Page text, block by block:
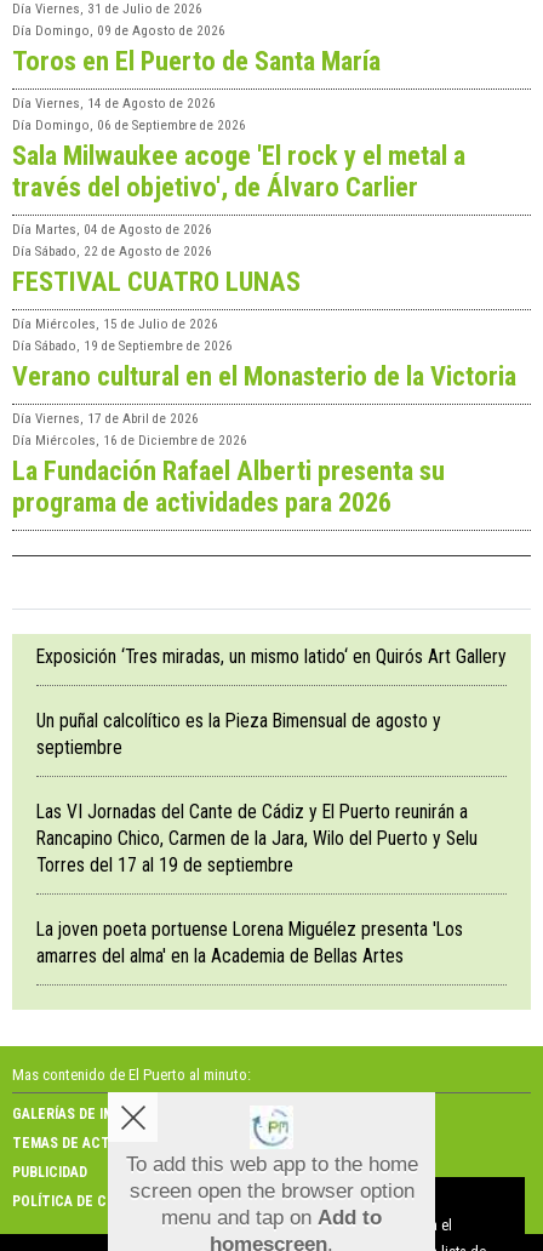
Día Viernes, 31 de Julio de 2026
Día Domingo, 09 de Agosto de 2026
Toros en El Puerto de Santa María
Día Viernes, 14 de Agosto de 2026
Día Domingo, 06 de Septiembre de 2026
Sala Milwaukee acoge 'El rock y el metal a
través del objetivo', de Álvaro Carlier
Día Martes, 04 de Agosto de 2026
Día Sábado, 22 de Agosto de 2026
FESTIVAL CUATRO LUNAS
Día Miércoles, 15 de Julio de 2026
Día Sábado, 19 de Septiembre de 2026
Verano cultural en el Monasterio de la Victoria
Día Viernes, 17 de Abril de 2026
Día Miércoles, 16 de Diciembre de 2026
La Fundación Rafael Alberti presenta su
programa de actividades para 2026
Exposición ‘Tres miradas, un mismo latido‘ en Quirós Art Gallery
Un puñal calcolítico es la Pieza Bimensual de agosto y
septiembre
Las VI Jornadas del Cante de Cádiz y El Puerto reunirán a
Rancapino Chico, Carmen de la Jara, Wilo del Puerto y Selu
Torres del 17 al 19 de septiembre
La joven poeta portuense Lorena Miguélez presenta 'Los
amarres del alma' en la Academia de Bellas Artes
Mas contenido de El Puerto al minuto:
GALERÍAS DE IMÁGENES
GALERÍAS DE VÍDEOS
TEMAS DE ACTUALIDAD
NOSOTROS
PUBLICIDAD
CONTACTO
POLÍTICA DE COOKIES
To add this web app to the home
screen open the browser option
menu and tap on Add to
homescreen.
Aviso sobre el Uso de cookies:
Utilizamos cookies nuestras y de terceros para el